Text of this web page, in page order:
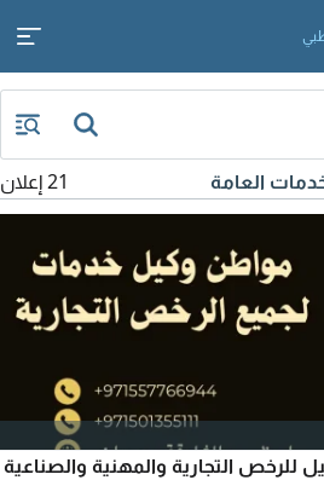
العامة 21 إعلان
التجارية والمهنية والصناعية